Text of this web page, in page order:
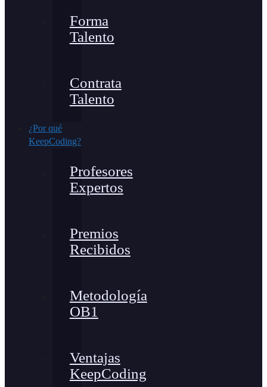
Forma
Talento
Contrata
Talento
¿Por qué
KeepCoding?
Profesores
Expertos
Premios
Recibidos
Metodología
OB1
Ventajas
KeepCoding